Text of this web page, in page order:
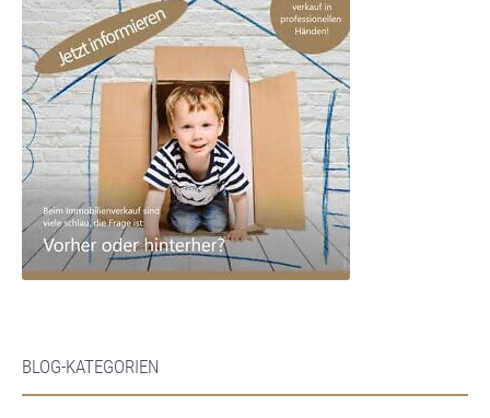
BLOG-KATEGORIEN